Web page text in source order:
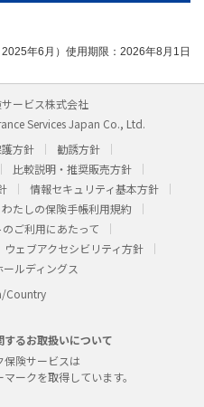
年6月）使用期限：2026年8月1日
ービス株式会社
Services Japan Co., Ltd.
方針
勧誘方針
比較説明・推奨販売方針
情報セキュリティ基本方針
わたしの保険手帳利用規約
ご利用にあたって
ウェブアクセシビリティ方針
ルディングス
Country
するお取扱いについて
保険サービスは
ークを取得しています。